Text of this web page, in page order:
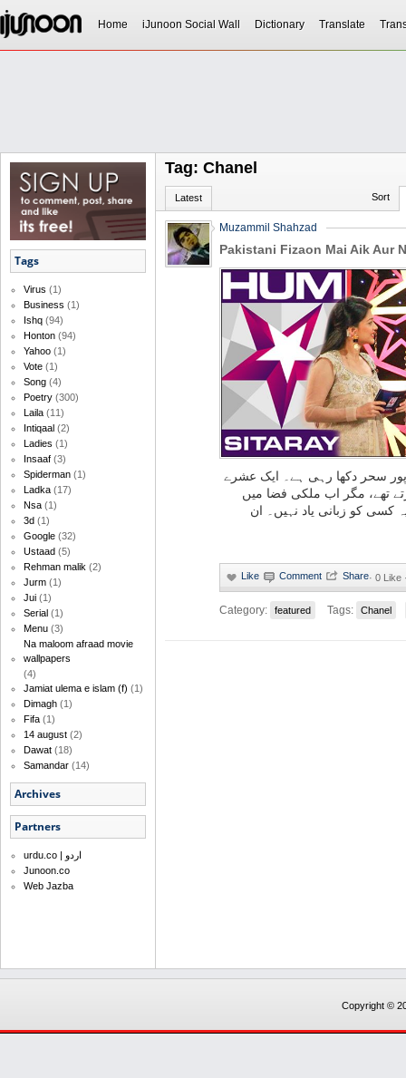
Home iJunoon Social Wall Dictionary Translate
Tags
Virus (1)
Business (1)
Ishq (94)
Honton (94)
Yahoo (1)
Vote (1)
Song (4)
Poetry (300)
Laila (11)
Intiqaal (2)
Ladies (1)
Insaaf (3)
Spiderman (1)
Ladka (17)
Nsa (1)
3d (1)
Google (32)
Ustaad (5)
Rehman malik (2)
Jurm (1)
Jui (1)
Serial (1)
Menu (3)
Na maloom afraad movie
wallpapers
(4)
Jamiat ulema e islam (f) (1)
Dimagh (1)
Fifa (1)
14 august (2)
Dawat (18)
Samandar (14)
Archives
Partners
urdu.co | اردو
Junoon.co
Web Jazba
Tag: Chanel
Latest Sort
Muzammil Shahzad
Pakistani Fizaon Mai Aik Aur
سحر دکھا رہی ہے۔ ایک عشرے
تھے، مگر اب ملکی فضا میں
یہ کسی کو زبانی یاد نہیں۔ ان
· 0 Like
Category: featured Tags: Chanel
Copyright ©